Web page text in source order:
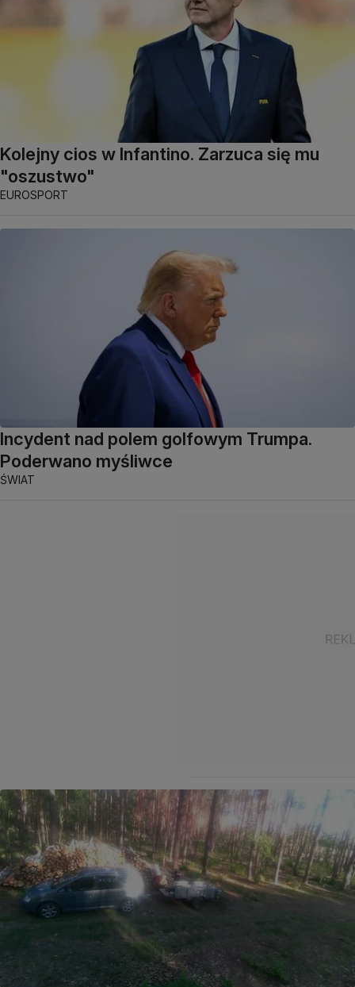
Kolejny cios w Infantino. Zarzuca się mu
"oszustwo"
EUROSPORT
Incydent nad polem golfowym Trumpa.
Poderwano myśliwce
ŚWIAT